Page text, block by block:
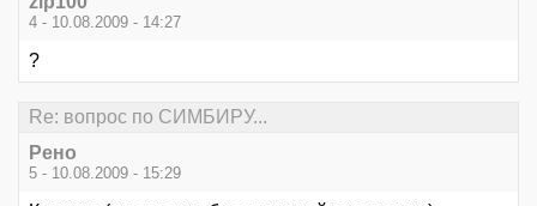
4 - 10.08.2009 - 14:27
?
Re: вопрос по СИМБИРУ...
Рено
5 - 10.08.2009 - 15:29